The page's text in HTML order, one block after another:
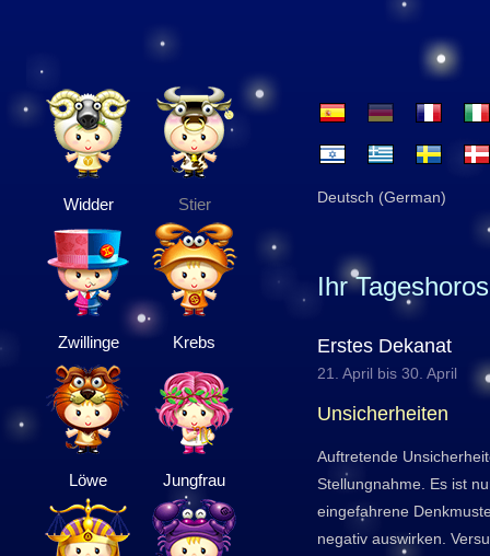
Widder Stier
Zwillinge Krebs
Löwe Jungfrau
Deutsch (German)
Ihr
Erstes Dekanat
21. April bis 30. April
Unsicherheiten
Auftretende
Stellungnahme. Es ist
eingefahrene
negativ auswirken.